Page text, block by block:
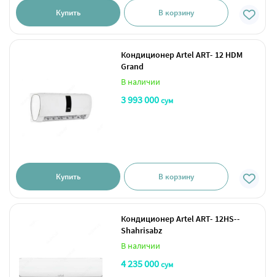
Купить В корзину
Кондиционер Artel ART- 12 HDM
Grand
В наличии
3 993 000сум
Купить В корзину
Кондиционер Artel ART- 12HS--
Shahrisabz
В наличии
4 235 000сум